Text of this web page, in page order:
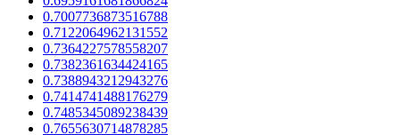
0.7007736873516788
0.7122064962131552
0.7364227578558207
0.7382361634424165
0.7388943212943276
0.7414741488176279
0.7485345089238439
0.7655630714878285